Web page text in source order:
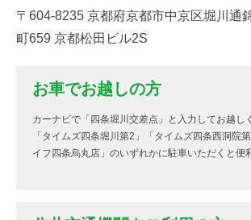
〒604-8235 京都府京都市中京区堀川通
町659 京都松田ビル2S
お車でお越しの方
カーナビで「四条堀川交差点」と入力してお越し
「タイムズ四条堀川第2」「タイムズ四条西洞院
イフ四条烏丸店」のいずれかに駐車いただくと便